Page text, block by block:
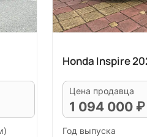
Honda Inspire
Цена продавца
1 094 000 ₽
Год выпуска